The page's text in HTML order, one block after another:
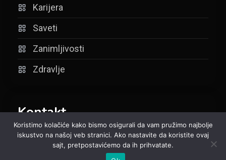
Karijera
Saveti
Zanimljivosti
Zdravlje
Kontakt
Email:connect@centarpress.rs
Koristimo kolačiće kako bismo osigurali da vam pružimo najbolje
iskustvo na našoj veb stranici. Ako nastavite da koristite ovaj
sajt, pretpostavićemo da ih prihvatate.